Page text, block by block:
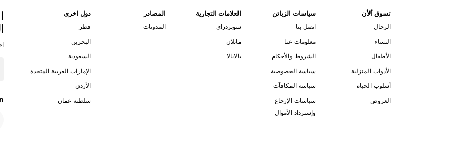
تسوق ألأن
الرجال
النساء
الأطفال
الأدوات المنزلية
أسلوب الحياة
العروض
سياسات الزبائن
اتصل بنا
معلومات عنا
الشروط والأحكام
سياسة الخصوصية
سياسة المكافآت
سياسات الإرجاع
وإسترداد الأموال
العلامات التجارية
سوبردراي
ماتلان
بالابالا
المصادر
المدونات
دول اخرى
قطر
البحرين
السعودية
الإمارات العربية المتحدة
الأردن
سلطنة عمان